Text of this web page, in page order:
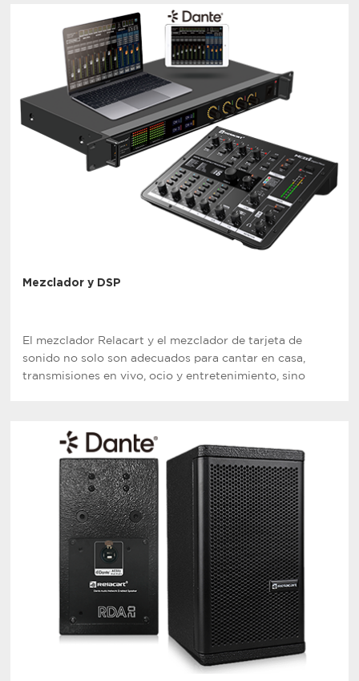
Mezclador y DSP
El mezclador Relacart y el mezclador de tarjeta de
sonido no solo son adecuados para cantar en casa,
transmisiones en vivo, ocio y entretenimiento, sino